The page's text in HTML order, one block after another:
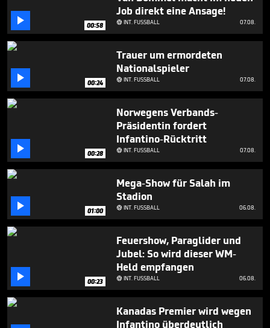
 00:58
Job direkt eine Ansage!
INT. FUSSBALL 07.08.
 00:24
Trauer um ermordeten
Nationalspieler
INT. FUSSBALL 07.08.
 00:28
Norwegens Verbands-
Präsidentin fordert
Infantino-Rücktritt
INT. FUSSBALL 07.08.
 01:00
Mega-Show für Salah im
Stadion
INT. FUSSBALL 06.08.
 00:23
Feuershow, Paraglider und
Jubel: So wird dieser WM-
Held empfangen
INT. FUSSBALL 06.08.
Kanadas Premier wird wegen
Infantino überdeutlich